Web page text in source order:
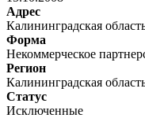
Адрес
Калининградская
Форма
Некоммерческое
Регион
Калининградская
Статус
Исключенные